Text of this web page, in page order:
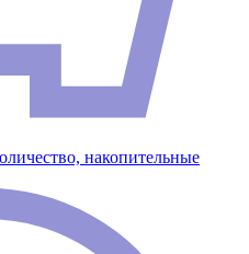
накопительные